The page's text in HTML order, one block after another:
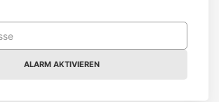
ALARM AKTIVIEREN